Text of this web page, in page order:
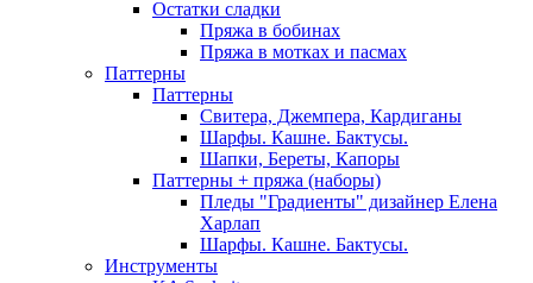
Остатки сладки
Пряжа в бобинах
Пряжа в мотках и пасмах
Паттерны
Паттерны
Свитера, Джемпера, Кардиганы
Шарфы. Кашне. Бактусы.
Шапки, Береты, Капоры
Паттерны + пряжа (наборы)
Пледы "Градиенты" дизайнер Елена
Харлап
Шарфы. Кашне. Бактусы.
Инструменты